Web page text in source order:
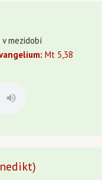
v mezidobí
Mt 5,38